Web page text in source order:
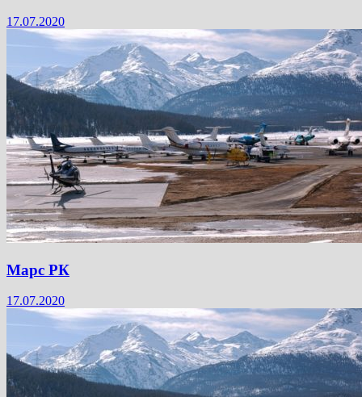
17.07.2020
Марс РК
17.07.2020